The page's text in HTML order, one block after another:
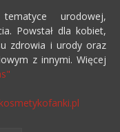
urodowej,
Powstał dla kobiet,
zdrowia i urody oraz
z innymi. Więcej